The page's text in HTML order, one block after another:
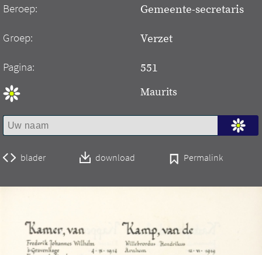
Beroep: Gemeente-secretaris
Groep: Verzet
Pagina: 551
Maurits
blader download Permalink